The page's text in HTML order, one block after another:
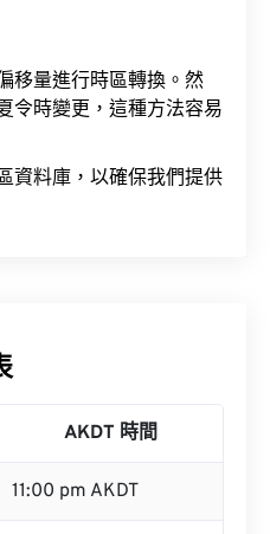
移量進行時區轉換。然
令時變更，這種方法容易
資料庫，以確保我們提供
AKDT 時間
11:00 pm AKDT